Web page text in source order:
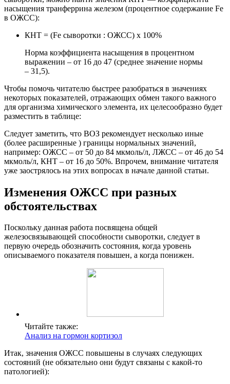
насыщения транферрина железом (процентное содержание Fe
в ОЖСС):
КНТ = (Fe сыворотки : ОЖСС) х 100%
Норма коэффициента насыщения в процентном
выражении – от 16 до 47 (среднее значение нормы
– 31,5).
Чтобы помочь читателю быстрее разобраться в значениях
некоторых показателей, отражающих обмен такого важного
для организма химического элемента, их целесообразно будет
разместить в таблице:
Следует заметить, что ВОЗ рекомендует несколько иные
(более расширенные ) границы нормальных значений,
например: ОЖСС – от 50 до 84 мкмоль/л, ЛЖСС – от 46 до 54
мкмоль/л, КНТ – от 16 до 50%. Впрочем, внимание читателя
уже заострялось на этих вопросах в начале данной статьи.
Изменения ОЖСС при разных
обстоятельствах
Поскольку данная работа посвящена общей
железосвязывающей способности сыворотки, следует в
первую очередь обозначить состояния, когда уровень
описываемого показателя повышен, а когда понижен.
Читайте также:
Анализ на гормон кортизол
Итак, значения ОЖСС повышены в случаях следующих
состояний (не обязательно они будут связаны с какой-то
патологией):